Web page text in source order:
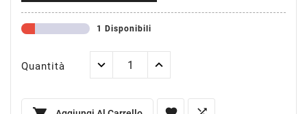
1 Disponibili
Quantità